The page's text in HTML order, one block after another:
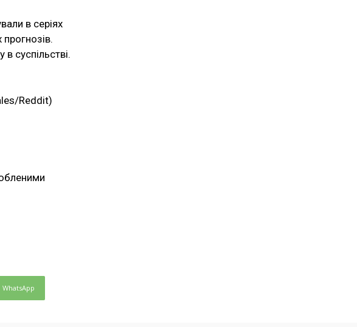
в серіях
суспільстві.
Reddit)
WhatsApp